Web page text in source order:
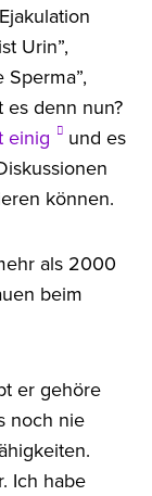
Urin”,
es denn nun?
einig
und es
können.
als 2000
beim
er gehöre
noch nie
Ich habe